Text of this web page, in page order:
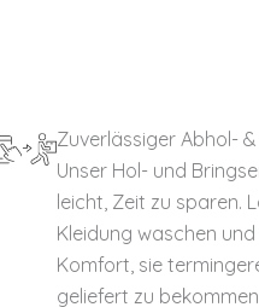
Zuverlässiger Abhol-
Unser Hol- und
leicht, Zeit zu sparen.
Kleidung waschen
Komfort, sie
geliefert zu